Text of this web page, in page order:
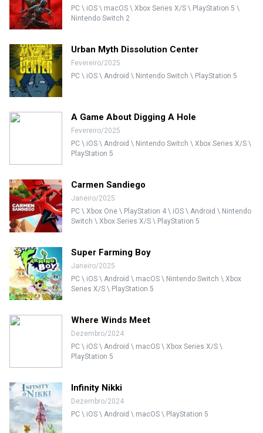
PC \ iOS \ macOS \ Xbox Series X/S \ PlayStation 5 \
Nintendo Switch 2
Urban Myth Dissolution Center
Fevereiro/2025
PC \ iOS \ Android \ Nintendo Switch \ PlayStation 5
A Game About Digging A Hole
Fevereiro/2025
PC \ iOS \ Android \ Nintendo Switch \ Xbox Series X/S \
PlayStation 5
Carmen Sandiego
Janeiro/2025
PC \ Xbox One \ PlayStation 4 \ iOS \ Android \ Nintendo
Switch \ Xbox Series X/S \ PlayStation 5
Super Farming Boy
Janeiro/2025
PC \ iOS \ Android \ macOS \ Nintendo Switch \ Xbox
Series X/S \ PlayStation 5
Where Winds Meet
Dezembro/2024
PC \ iOS \ Android \ macOS \ Xbox Series X/S \
PlayStation 5
Infinity Nikki
Dezembro/2024
PC \ iOS \ Android \ macOS \ PlayStation 5